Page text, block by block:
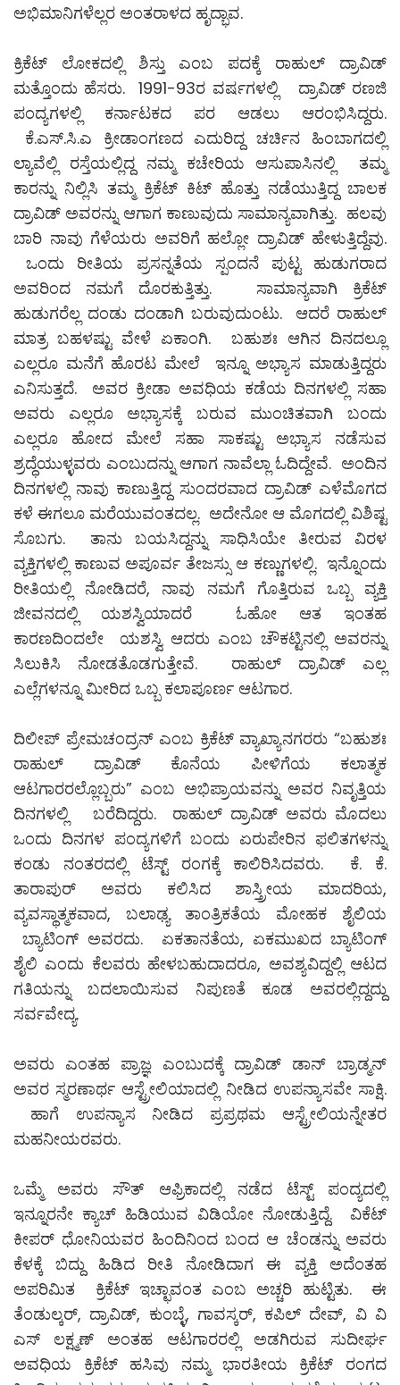
ಅಭಿಮಾನಿಗಳೆಲ್ಲರ ಅಂತರಾಳದ ಹೃದ್ಭಾವ.
ಕ್ರಿಕೆಟ್ ಲೋಕದಲ್ಲಿ ಶಿಸ್ತು ಎಂಬ ಪದಕ್ಕೆ ರಾಹುಲ್ ದ್ರಾವಿಡ್
ಮತ್ತೊಂದು ಹೆಸರು. 1991-93ರ ವರ್ಷಗಳಲ್ಲಿ ದ್ರಾವಿಡ್ ರಣಜಿ
ಪಂದ್ಯಗಳಲ್ಲಿ ಕರ್ನಾಟಕದ ಪರ ಆಡಲು ಆರಂಭಿಸಿದ್ದರು.
ಕೆ.ಎಸ್.ಸಿ.ಎ ಕ್ರೀಡಾಂಗಣದ ಎದುರಿದ್ದ ಚರ್ಚಿನ ಹಿಂಬಾಗದಲ್ಲಿ
ಲ್ಯಾವೆಲ್ಲಿ ರಸ್ತೆಯಲ್ಲಿದ್ದ ನಮ್ಮ ಕಚೇರಿಯ ಆಸುಪಾಸಿನಲ್ಲಿ ತಮ್ಮ
ಕಾರನ್ನು ನಿಲ್ಲಿಸಿ ತಮ್ಮ ಕ್ರಿಕೆಟ್ ಕಿಟ್ ಹೊತ್ತು ನಡೆಯುತ್ತಿದ್ದ ಬಾಲಕ
ದ್ರಾವಿಡ್ ಅವರನ್ನು ಆಗಾಗ ಕಾಣುವುದು ಸಾಮಾನ್ಯವಾಗಿತ್ತು. ಹಲವು
ಬಾರಿ ನಾವು ಗೆಳೆಯರು ಅವರಿಗೆ ಹಲ್ಲೋ ದ್ರಾವಿಡ್ ಹೇಳುತ್ತಿದ್ದೆವು.
ಒಂದು ರೀತಿಯ ಪ್ರಸನ್ನತೆಯ ಸ್ಪಂದನೆ ಪುಟ್ಟ ಹುಡುಗರಾದ
ಅವರಿಂದ ನಮಗೆ ದೊರಕುತ್ತಿತ್ತು. ಸಾಮಾನ್ಯವಾಗಿ ಕ್ರಿಕೆಟ್
ಹುಡುಗರೆಲ್ಲ ದಂಡು ದಂಡಾಗಿ ಬರುವುದುಂಟು. ಆದರೆ ರಾಹುಲ್
ಮಾತ್ರ ಬಹಳಷ್ಟು ವೇಳೆ ಏಕಾಂಗಿ. ಬಹುಶಃ ಆಗಿನ ದಿನದಲ್ಲೂ
ಎಲ್ಲರೂ ಮನೆಗೆ ಹೊರಟ ಮೇಲೆ ಇನ್ನೂ ಅಭ್ಯಾಸ ಮಾಡುತ್ತಿದ್ದರು
ಎನಿಸುತ್ತದೆ. ಅವರ ಕ್ರೀಡಾ ಅವಧಿಯ ಕಡೆಯ ದಿನಗಳಲ್ಲಿ ಸಹಾ
ಅವರು ಎಲ್ಲರೂ ಅಭ್ಯಾಸಕ್ಕೆ ಬರುವ ಮುಂಚಿತವಾಗಿ ಬಂದು
ಎಲ್ಲರೂ ಹೋದ ಮೇಲೆ ಸಹಾ ಸಾಕಷ್ಟು ಅಭ್ಯಾಸ ನಡೆಸುವ
ಶ್ರದ್ಧೆಯುಳ್ಳವರು ಎಂಬುದನ್ನು ಆಗಾಗ ನಾವೆಲ್ಲಾ ಓದಿದ್ದೇವೆ. ಅಂದಿನ
ದಿನಗಳಲ್ಲಿ ನಾವು ಕಾಣುತ್ತಿದ್ದ ಸುಂದರವಾದ ದ್ರಾವಿಡ್ ಎಳೆಮೊಗದ
ಕಳೆ ಈಗಲೂ ಮರೆಯುವಂತದಲ್ಲ. ಅದೇನೋ ಆ ಮೊಗದಲ್ಲಿ ವಿಶಿಷ್ಟ
ಸೊಬಗು. ತಾನು ಬಯಸಿದ್ದನ್ನು ಸಾಧಿಸಿಯೇ ತೀರುವ ವಿರಳ
ವ್ಯಕ್ತಿಗಳಲ್ಲಿ ಕಾಣುವ ಅಪೂರ್ವ ತೇಜಸ್ಸು ಆ ಕಣ್ಣುಗಳಲ್ಲಿ. ಇನ್ನೊಂದು
ರೀತಿಯಲ್ಲಿ ನೋಡಿದರೆ, ನಾವು ನಮಗೆ ಗೊತ್ತಿರುವ ಒಬ್ಬ ವ್ಯಕ್ತಿ
ಜೀವನದಲ್ಲಿ ಯಶಸ್ವಿಯಾದರೆ ಓಹೋ ಆತ ಇಂತಹ
ಕಾರಣದಿಂದಲೇ ಯಶಸ್ವಿ ಆದರು ಎಂಬ ಚೌಕಟ್ಟಿನಲ್ಲಿ ಅವರನ್ನು
ಸಿಲುಕಿಸಿ ನೋಡತೊಡಗುತ್ತೇವೆ. ರಾಹುಲ್ ದ್ರಾವಿಡ್ ಎಲ್ಲ
ಎಲ್ಲೆಗಳನ್ನೂ ಮೀರಿದ ಒಬ್ಬ ಕಲಾಪೂರ್ಣ ಆಟಗಾರ.
ದಿಲೀಪ್ ಪ್ರೇಮಚಂದ್ರನ್ ಎಂಬ ಕ್ರಿಕೆಟ್ ವ್ಯಾಖ್ಯಾನಗರರು “ಬಹುಶಃ
ರಾಹುಲ್ ದ್ರಾವಿಡ್ ಕೊನೆಯ ಪೀಳಿಗೆಯ ಕಲಾತ್ಮಕ
ಆಟಗಾರರಲ್ಲೊಬ್ಬರು” ಎಂಬ ಅಭಿಪ್ರಾಯವನ್ನು ಅವರ ನಿವೃತ್ತಿಯ
ದಿನಗಳಲ್ಲಿ ಬರೆದಿದ್ದರು. ರಾಹುಲ್ ದ್ರಾವಿಡ್ ಅವರು ಮೊದಲು
ಒಂದು ದಿನಗಳ ಪಂದ್ಯಗಳಿಗೆ ಬಂದು ಏರುಪೇರಿನ ಫಲಿತಗಳನ್ನು
ಕಂಡು ನಂತರದಲ್ಲಿ ಟೆಸ್ಟ್ ರಂಗಕ್ಕೆ ಕಾಲಿರಿಸಿದವರು. ಕೆ. ಕೆ.
ತಾರಾಪುರ್ ಅವರು ಕಲಿಸಿದ ಶಾಸ್ತ್ರೀಯ ಮಾದರಿಯ,
ವ್ಯವಸ್ಥಾತ್ಮಕವಾದ, ಬಲಾಢ್ಯ ತಾಂತ್ರಿಕತೆಯ ಮೋಹಕ ಶೈಲಿಯ
ಬ್ಯಾಟಿಂಗ್ ಅವರದು. ಏಕತಾನತೆಯ, ಏಕಮುಖದ ಬ್ಯಾಟಿಂಗ್
ಶೈಲಿ ಎಂದು ಕೆಲವರು ಹೇಳಬಹುದಾದರೂ, ಅವಶ್ಯವಿದ್ದಲ್ಲಿ ಆಟದ
ಗತಿಯನ್ನು ಬದಲಾಯಿಸುವ ನಿಪುಣತೆ ಕೂಡ ಅವರಲ್ಲಿದ್ದದ್ದು
ಸರ್ವವೇದ್ಯ.
ಅವರು ಎಂತಹ ಪ್ರಾಜ್ಞ ಎಂಬುದಕ್ಕೆ ದ್ರಾವಿಡ್ ಡಾನ್ ಬ್ರಾಡ್ಮನ್
ಅವರ ಸ್ಮರಣಾರ್ಥ ಆಸ್ಟ್ರೇಲಿಯಾದಲ್ಲಿ ನೀಡಿದ ಉಪನ್ಯಾಸವೇ ಸಾಕ್ಷಿ.
ಹಾಗೆ ಉಪನ್ಯಾಸ ನೀಡಿದ ಪ್ರಪ್ರಥಮ ಆಸ್ಟ್ರೇಲಿಯನ್ನೇತರ
ಮಹನೀಯರವರು.
ಒಮ್ಮೆ ಅವರು ಸೌತ್ ಆಫ್ರಿಕಾದಲ್ಲಿ ನಡೆದ ಟೆಸ್ಟ್ ಪಂದ್ಯದಲ್ಲಿ
ಇನ್ನೂರನೇ ಕ್ಯಾಚ್ ಹಿಡಿಯುವ ವಿಡಿಯೋ ನೋಡುತ್ತಿದ್ದೆ. ವಿಕೆಟ್
ಕೀಪರ್ ಧೋನಿಯವರ ಹಿಂದಿನಿಂದ ಬಂದ ಆ ಚೆಂಡನ್ನು ಅವರು
ಕೆಳಕ್ಕೆ ಬಿದ್ದು ಹಿಡಿದ ರೀತಿ ನೋಡಿದಾಗ ಈ ವ್ಯಕ್ತಿ ಅದೆಂತಹ
ಅಪರಿಮಿತ ಕ್ರಿಕೆಟ್ ಇಚ್ಛಾವಂತ ಎಂಬ ಅಚ್ಚರಿ ಹುಟ್ಟಿತು. ಈ
ತೆಂಡುಲ್ಕರ್, ದ್ರಾವಿಡ್, ಕುಂಬ್ಳೆ, ಗಾವಸ್ಕರ್, ಕಪಿಲ್ ದೇವ್, ವಿ ವಿ
ಎಸ್ ಲಕ್ಷ್ಮಣ್ ಅಂತಹ ಆಟಗಾರರಲ್ಲಿ ಅಡಗಿರುವ ಸುದೀರ್ಘ
ಅವಧಿಯ ಕ್ರಿಕೆಟ್ ಹಸಿವು ನಮ್ಮ ಭಾರತೀಯ ಕ್ರಿಕೆಟ್ ರಂಗದ